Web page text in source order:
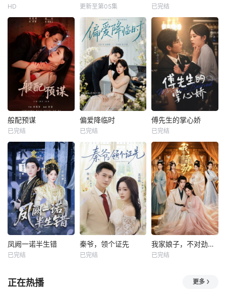
HD 更新至第05集 已完结
般配预谋
已完结
偏爱降临时
已完结
傅先生的掌心娇
已完结
凤阙一诺半生错
已完结
秦爷，领个证先
已完结
我家娘子，不对劲第四季
已完结
正在热播 更多